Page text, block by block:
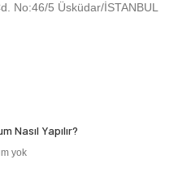
No:46/5 Üsküdar/İSTANBUL
Nasıl Yapılır?
yok